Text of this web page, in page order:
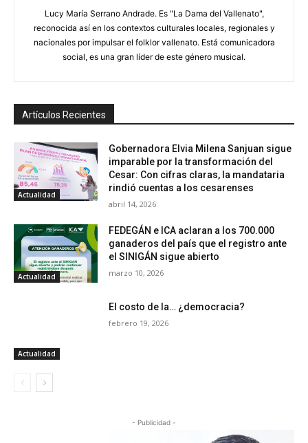
Lucy María Serrano Andrade. Es "La Dama del Vallenato",
reconocida así en los contextos culturales locales, regionales y
nacionales por impulsar el folklor vallenato. Está comunicadora
social, es una gran líder de este género musical.
Artículos Recientes
Actualidad
Gobernadora Elvia Milena Sanjuan sigue
imparable por la transformación del
Cesar: Con cifras claras, la mandataria
rindió cuentas a los cesarenses
abril 14, 2026
Actualidad
FEDEGÁN e ICA aclaran a los 700.000
ganaderos del país que el registro ante
el SINIGÁN sigue abierto
marzo 10, 2026
Actualidad
El costo de la… ¿democracia?
febrero 19, 2026
- Publicidad -